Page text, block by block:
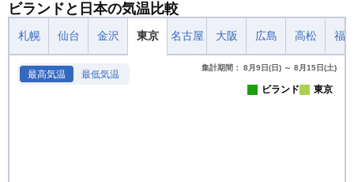
ビランドと日本の気温比較
札幌 仙台 金沢 東京 名古屋 大阪 広島 高松 福
最高気温 最低気温
集計期間： 8月9日(日) ～ 8月15日(土)
ビランド 東京